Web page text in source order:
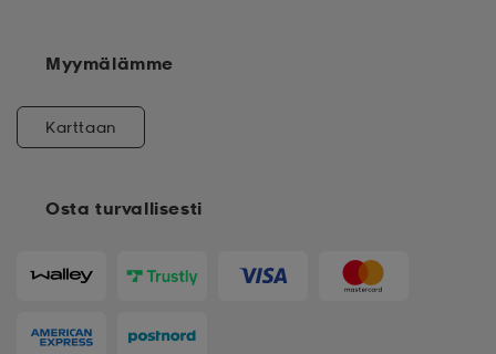
Osta turvallisesti
Myymälämme
Karttaan